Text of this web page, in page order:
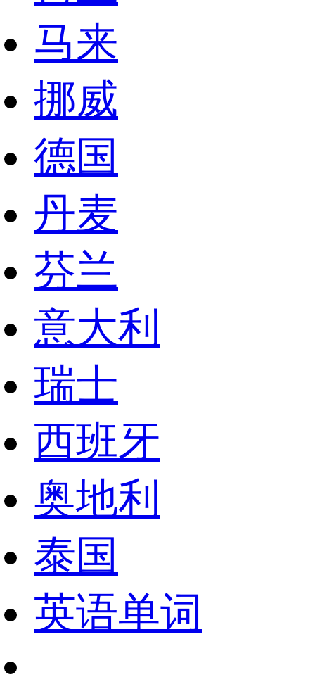
马来
挪威
德国
丹麦
芬兰
意大利
瑞士
西班牙
奥地利
泰国
英语单词